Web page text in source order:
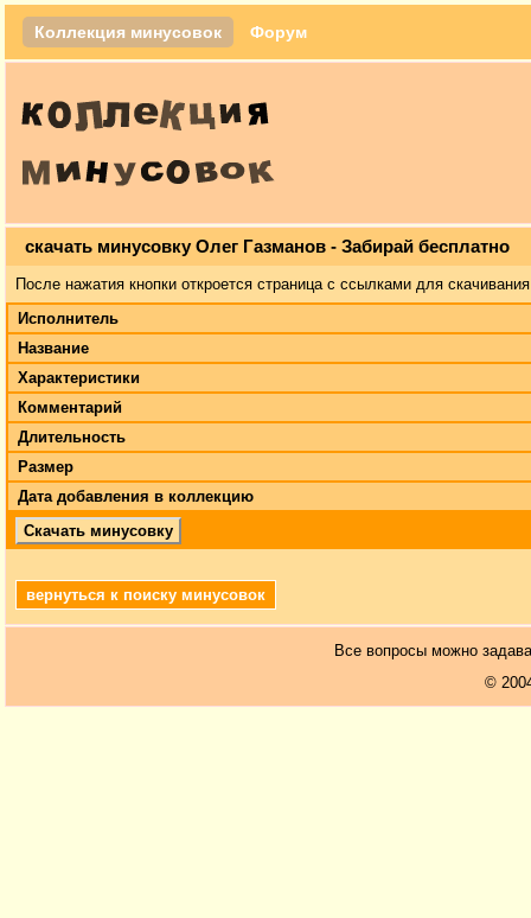
Коллекция минусовок Форум
скачать минусовку Олег Газманов - Забирай бесплатно
После нажатия кнопки откроется страница с ссылками для
Исполнитель
Название
Характеристики
Комментарий
Длительность
Размер
Дата добавления в коллекцию
Скачать минусовку
вернуться к поиску минусовок
Все вопросы можно
©